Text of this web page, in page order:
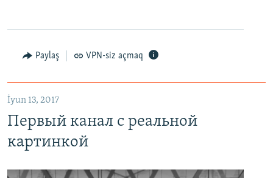
Paylaş VPN-siz açmaq
İyun 13, 2017
Первый канал с реальной
картинкой